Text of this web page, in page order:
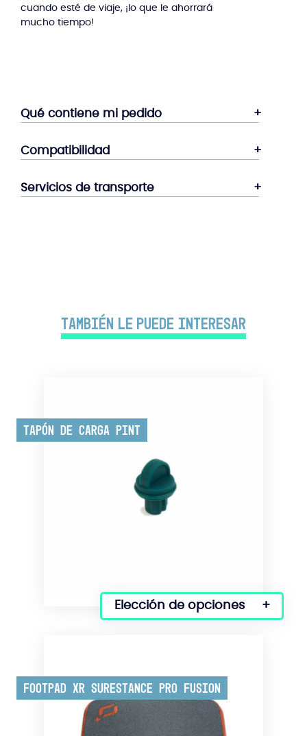
cuando esté de viaje, ¡lo que le ahorrará
mucho tiempo!
Qué contiene mi pedido
Compatibilidad
Servicios de transporte
También le puede interesar
Tapón de carga Pint
Elección de opciones
Las
opciones
Footpad XR Surestance Pro Fusion